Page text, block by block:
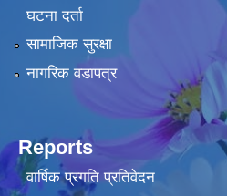
घटना दर्ता
सामाजिक सुरक्षा
नागरिक वडापत्र
Reports
वार्षिक प्रगति प्रतिवेदन